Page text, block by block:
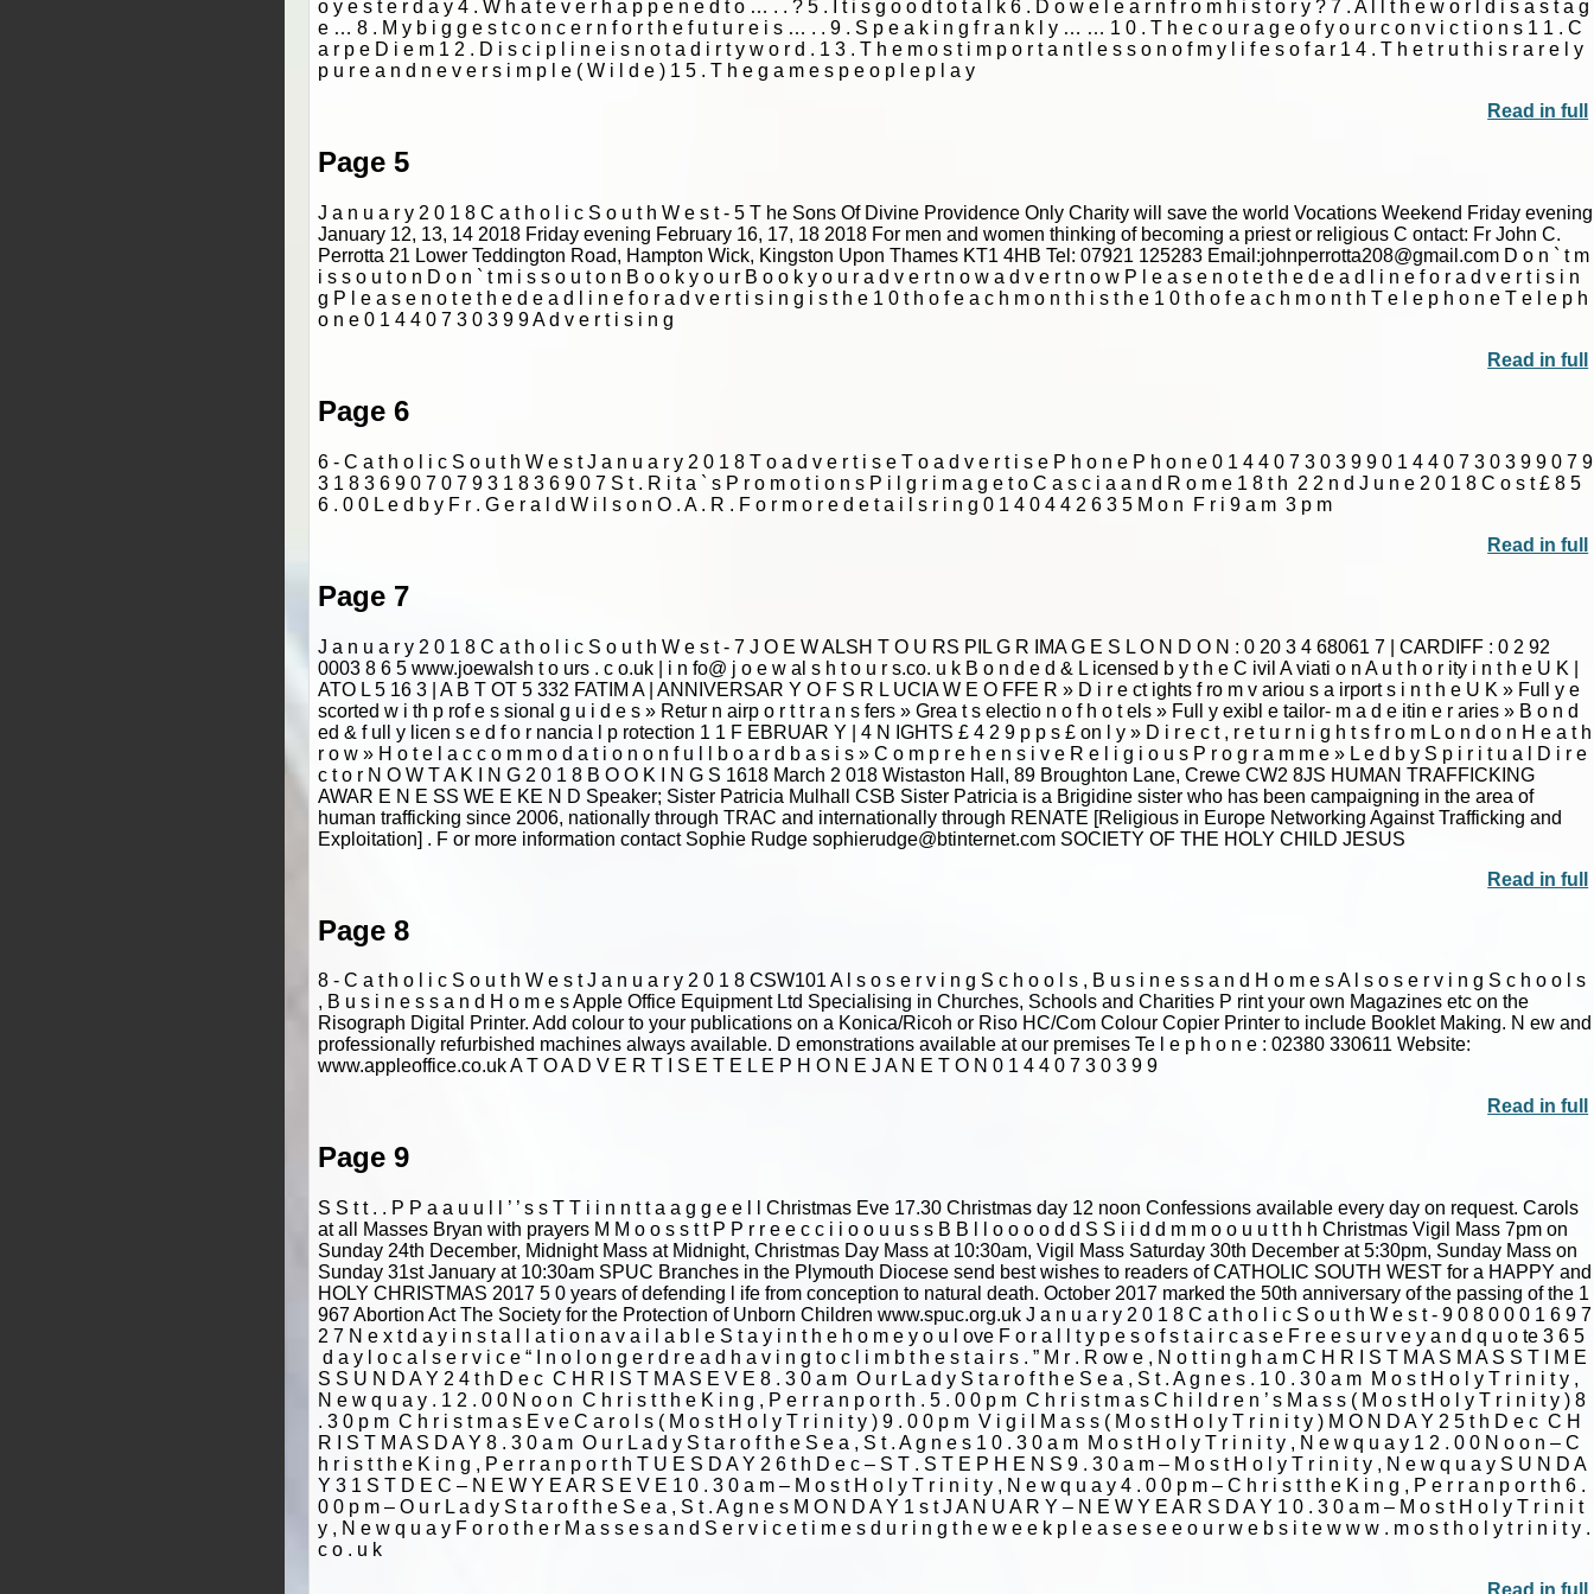
o y e s t e r d a y 4 . W h a t e v e r h a p p e n e d t o … . . ? 5 . I t i s g o o d t o t a l k 6 . D o w e l e a r n f r o m h i s t o r y ? 7 . A l l t h e w o r l d i s a s t a g
e … 8 . M y b i g g e s t c o n c e r n f o r t h e f u t u r e i s … . . 9 . S p e a k i n g f r a n k l y … … 1 0 . T h e c o u r a g e o f y o u r c o n v i c t i o n s 1 1 . C
a r p e D i e m 1 2 . D i s c i p l i n e i s n o t a d i r t y w o r d . 1 3 . T h e m o s t i m p o r t a n t l e s s o n o f m y l i f e s o f a r 1 4 . T h e t r u t h i s r a r e l y
p u r e a n d n e v e r s i m p l e ( W i l d e ) 1 5 . T h e g a m e s p e o p l e p l a y
Read in full
Page 5
J a n u a r y 2 0 1 8 C a t h o l i c S o u t h W e s t - 5 T he Sons Of Divine Providence Only Charity will save the world Vocations Weekend Friday evening
January 12, 13, 14 2018 Friday evening February 16, 17, 18 2018 For men and women thinking of becoming a priest or religious C ontact: Fr John C.
Perrotta 21 Lower Teddington Road, Hampton Wick, Kingston Upon Thames KT1 4HB Tel: 07921 125283 Email:johnperrotta208@gmail.com D o n ` t m
i s s o u t o n D o n ` t m i s s o u t o n B o o k y o u r B o o k y o u r a d v e r t n o w a d v e r t n o w P l e a s e n o t e t h e d e a d l i n e f o r a d v e r t i s i n
g P l e a s e n o t e t h e d e a d l i n e f o r a d v e r t i s i n g i s t h e 1 0 t h o f e a c h m o n t h i s t h e 1 0 t h o f e a c h m o n t h T e l e p h o n e T e l e p h
o n e 0 1 4 4 0 7 3 0 3 9 9 A d v e r t i s i n g
Read in full
Page 6
6 - C a t h o l i c S o u t h W e s t J a n u a r y 2 0 1 8 T o a d v e r t i s e T o a d v e r t i s e P h o n e P h o n e 0 1 4 4 0 7 3 0 3 9 9 0 1 4 4 0 7 3 0 3 9 9 0 7 9
3 1 8 3 6 9 0 7 0 7 9 3 1 8 3 6 9 0 7 S t . R i t a ` s P r o m o t i o n s P i l g r i m a g e t o C a s c i a a n d R o m e 1 8 t h ­ 2 2 n d J u n e 2 0 1 8 C o s t £ 8 5
6 . 0 0 L e d b y F r . G e r a l d W i l s o n O . A . R . F o r m o r e d e t a i l s r i n g 0 1 4 0 4 4 2 6 3 5 M o n ­ F r i 9 a m ­ 3 p m
Read in full
Page 7
J a n u a r y 2 0 1 8 C a t h o l i c S o u t h W e s t - 7 J O E W ALSH T O U RS PIL G R IMA G E S L O N D O N : 0 20 3 4 68061 7 | CARDIFF : 0 2 92
0003 8 6 5 www.joewalsh t o urs . c o.uk | i n fo@ j o e w al s h t o u r s.co. u k B o n d e d & L icensed b y t h e C ivil A viati o n A u t h o r ity i n t h e U K |
ATO L 5 16 3 | A B T OT 5 332 FATIM A | ANNIVERSAR Y O F S R L UCIA W E O FFE R » D i r e ct ights f ro m v ariou s a irport s i n t h e U K » Full y e
scorted w i th p rof e s sional g u i d e s » Retur n airp o r t t r a n s fers » Grea t s electio n o f h o t els » Full y exibl e tailor- m a d e itin e r aries » B o n d
ed & f ull y licen s e d f o r nancia l p rotection 1 1 F EBRUAR Y | 4 N IGHTS £ 4 2 9 p p s £ on l y » D i r e c t , r e t u r n i g h t s f r o m L o n d o n H e a t h
r o w » H o t e l a c c o m m o d a t i o n o n f u l l b o a r d b a s i s » C o m p r e h e n s i v e R e l i g i o u s P r o g r a m m e » L e d b y S p i r i t u a l D i r e
c t o r N O W T A K I N G 2 0 1 8 B O O K I N G S 16­18 March 2 018 Wistaston Hall, 89 Broughton Lane, Crewe CW2 8JS HUMAN TRAFFICKING
AWAR E N E SS WE E KE N D Speaker; Sister Patricia Mulhall CSB Sister Patricia is a Brigidine sister who has been campaigning in the area of
human trafficking since 2006, nationally through TRAC and internationally through RENATE [Religious in Europe Networking Against Trafficking and
Exploitation] . F or more information contact Sophie Rudge sophierudge@btinternet.com SOCIETY OF THE HOLY CHILD JESUS
Read in full
Page 8
8 - C a t h o l i c S o u t h W e s t J a n u a r y 2 0 1 8 CSW101 A l s o s e r v i n g S c h o o l s , B u s i n e s s a n d H o m e s A l s o s e r v i n g S c h o o l s
, B u s i n e s s a n d H o m e s Apple Office Equipment Ltd Specialising in Churches, Schools and Charities P rint your own Magazines etc on the
Risograph Digital Printer. Add colour to your publications on a Konica/Ricoh or Riso HC/Com Colour Copier Printer to include Booklet Making. N ew and
professionally refurbished machines always available. D emonstrations available at our premises Te l e p h o n e : 02380 330611 Website:
www.appleoffice.co.uk A T O A D V E R T I S E T E L E P H O N E J A N E T O N 0 1 4 4 0 7 3 0 3 9 9
Read in full
Page 9
S S t t . . P P a a u u l l ’ ’ s s T T i i n n t t a a g g e e l l Christmas Eve 17.30 Christmas day 12 noon Confessions available every day on request. Carols
at all Masses Bryan with prayers M M o o s s t t P P r r e e c c i i o o u u s s B B l l o o o o d d S S i i d d m m o o u u t t h h Christmas Vigil Mass 7pm on
Sunday 24th December, Midnight Mass at Midnight, Christmas Day Mass at 10:30am, Vigil Mass Saturday 30th December at 5:30pm, Sunday Mass on
Sunday 31st January at 10:30am SPUC Branches in the Plymouth Diocese send best wishes to readers of CATHOLIC SOUTH WEST for a HAPPY and
HOLY CHRISTMAS 2017 5 0 years of defending l ife from conception to natural death. October 2017 marked the 50th anniversary of the passing of the 1
967 Abortion Act The Society for the Protection of Unborn Children www.spuc.org.uk J a n u a r y 2 0 1 8 C a t h o l i c S o u t h W e s t - 9 0 8 0 0 0 1 6 9 7
2 7 N e x t d a y i n s t a l l a t i o n a v a i l a b l e S t a y i n t h e h o m e y o u l ove F o r a l l t y p e s o f s t a i r c a s e F r e e s u r v e y a n d q u o te 3 6 5
­ d a y l o c a l s e r v i c e “ I n o l o n g e r d r e a d h a v i n g t o c l i m b t h e s t a i r s . ” M r . R ow e , N o t t i n g h a m C H R I S T M A S M A S S T I M E
S S U N D A Y 2 4 t h D e c ­ C H R I S T M A S E V E 8 . 3 0 a m ­ O u r L a d y S t a r o f t h e S e a , S t . A g n e s . 1 0 . 3 0 a m ­ M o s t H o l y T r i n i t y ,
N e w q u a y . 1 2 . 0 0 N o o n ­ C h r i s t t h e K i n g , P e r r a n p o r t h . 5 . 0 0 p m ­ C h r i s t m a s C h i l d r e n ’ s M a s s ( M o s t H o l y T r i n i t y ) 8
. 3 0 p m ­ C h r i s t m a s E v e C a r o l s ( M o s t H o l y T r i n i t y ) 9 . 0 0 p m ­ V i g i l M a s s ( M o s t H o l y T r i n i t y ) M O N D A Y 2 5 t h D e c ­ C H
R I S T M A S D A Y 8 . 3 0 a m ­ O u r L a d y S t a r o f t h e S e a , S t . A g n e s 1 0 . 3 0 a m ­ M o s t H o l y T r i n i t y , N e w q u a y 1 2 . 0 0 N o o n – C
h r i s t t h e K i n g , P e r r a n p o r t h T U E S D A Y 2 6 t h D e c – S T . S T E P H E N S 9 . 3 0 a m – M o s t H o l y T r i n i t y , N e w q u a y S U N D A
Y 3 1 S T D E C – N E W Y E A R S E V E 1 0 . 3 0 a m – M o s t H o l y T r i n i t y , N e w q u a y 4 . 0 0 p m – C h r i s t t h e K i n g , P e r r a n p o r t h 6 .
0 0 p m – O u r L a d y S t a r o f t h e S e a , S t . A g n e s M O N D A Y 1 s t J A N U A R Y – N E W Y E A R S D A Y 1 0 . 3 0 a m – M o s t H o l y T r i n i t
y , N e w q u a y F o r o t h e r M a s s e s a n d S e r v i c e t i m e s d u r i n g t h e w e e k p l e a s e s e e o u r w e b s i t e w w w . m o s t h o l y t r i n i t y .
c o . u k